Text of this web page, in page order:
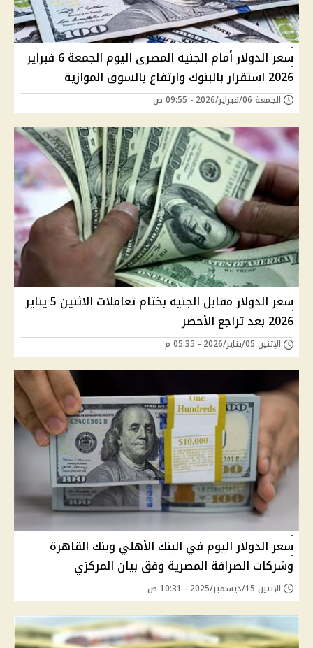
سعر الدولار أمام الجنيه المصري اليوم الجمعة 6 فبراير
2026 استقرار بالبنوك وارتفاع بالسوق الموازية
الجمعة 06/فبراير/2026 - 09:55 ص
سعر الدولار مقابل الجنيه بختام تعاملات الاثنين 5 يناير
2026 بعد تراجع الأخضر
الإثنين 05/يناير/2026 - 05:35 م
سعر الدولار اليوم في البنك الأهلي وبنك القاهرة
وشركات الصرافة المصرية وفق بيان المركزي
الإثنين 15/ديسمبر/2025 - 10:31 ص